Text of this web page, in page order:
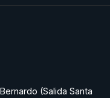
(Salida Santa